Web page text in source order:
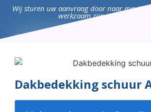
Wij sturen uw aanvraag door naar
werkzaam zijn in uw
Dakbedekking schuur